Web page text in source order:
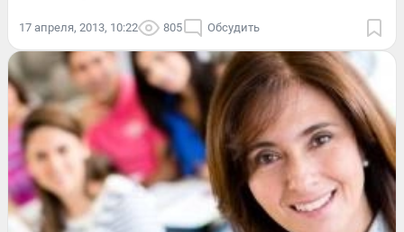
17 апреля, 2013, 10:22 805 Обсудить